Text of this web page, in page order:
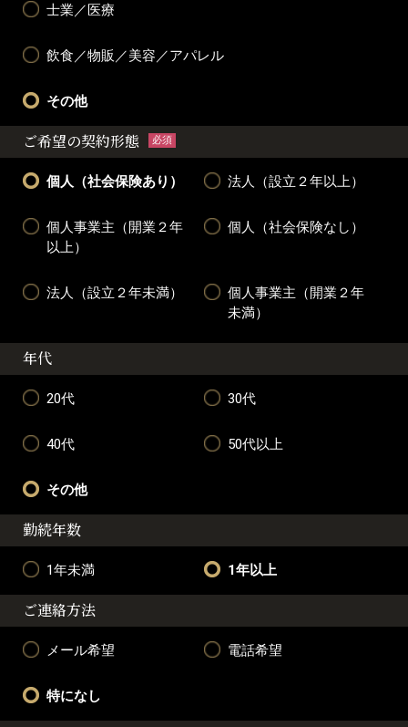
士業／医療
飲食／物販／美容／アパレル
その他
ご希望の契約形態 必須
個人（社会保険あり） 法人（設立２年以上）
個人事業主（開業２年
以上）
個人（社会保険なし）
法人（設立２年未満）
個人事業主（開業２年
未満）
年代
20代 30代
40代 50代以上
その他
勤続年数
1年未満 1年以上
ご連絡方法
メール希望 電話希望
特になし